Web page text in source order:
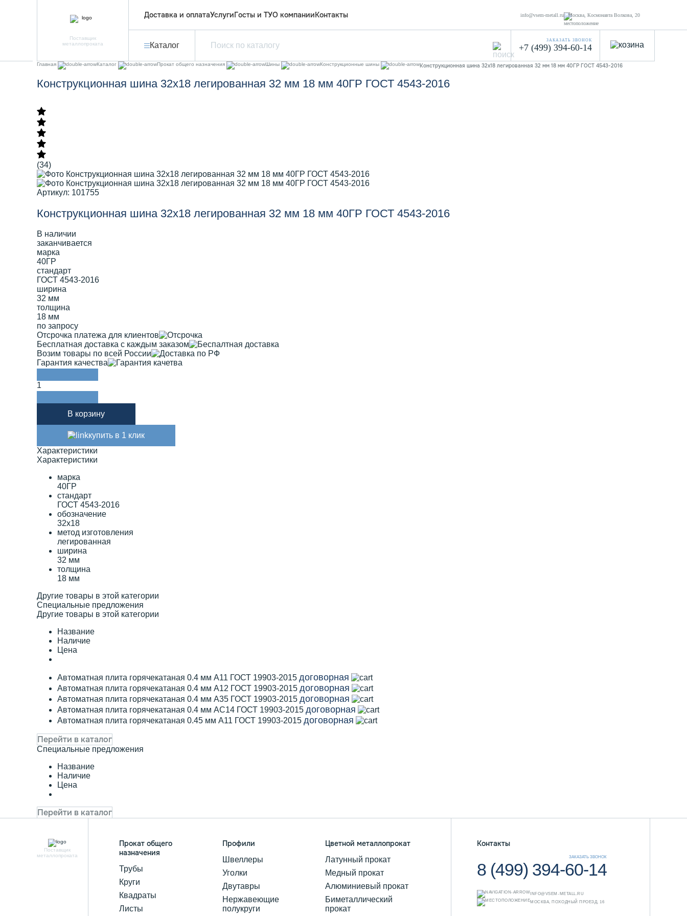
Поставщик
металлопроката
Доставка и оплатаУслугиГосты и ТУО компанииКонтакты info@vsem-metall.ru Москва, Космонавта Волкова, 20
Каталог
ЗАКАЗАТЬ ЗВОНОК
+7 (499) 394-60-14
Главная Каталог Прокат общего назначения Шины Конструкционные шины Конструкционная шина 32х18 легированная 32 мм 18 мм 40ГР ГОСТ 4543-2016
Конструкционная шина 32х18 легированная 32 мм 18 мм 40ГР ГОСТ 4543-2016
(34)
Артикул: 101755
Конструкционная шина 32х18 легированная 32 мм 18 мм 40ГР ГОСТ 4543-2016
В наличии
заканчивается
марка
40ГР
стандарт
ГОСТ 4543-2016
ширина
32 мм
толщина
18 мм
по запросу
Отсрочка платежа для клиентов
Бесплатная доставка с каждым заказом
Возим товары по всей России
Гарантия качества
1
В корзину
купить в 1 клик
Характеристики
Характеристики
марка
40ГР
стандарт
ГОСТ 4543-2016
обозначение
32х18
метод изготовления
легированная
ширина
32 мм
толщина
18 мм
Другие товары в этой категории
Специальные предложения
Другие товары в этой категории
Название
Наличие
Цена
Автоматная плита горячекатаная 0.4 мм А11 ГОСТ 19903-2015 договорная
Автоматная плита горячекатаная 0.4 мм А12 ГОСТ 19903-2015 договорная
Автоматная плита горячекатаная 0.4 мм А35 ГОСТ 19903-2015 договорная
Автоматная плита горячекатаная 0.4 мм АС14 ГОСТ 19903-2015 договорная
Автоматная плита горячекатаная 0.45 мм А11 ГОСТ 19903-2015 договорная
Перейти в каталог
Специальные предложения
Название
Наличие
Цена
Перейти в каталог
Поставщик
металлопроката
Прокат общего
назначения
Трубы
Круги
Квадраты
Листы
Профили
Швеллеры
Уголки
Двутавры
Нержавеющие
полукруги
Цветной металлопрокат
Латунный прокат
Медный прокат
Алюминиевый прокат
Биметаллический
прокат
Контакты
ЗАКАЗАТЬ ЗВОНОК
8 (499) 394-60-14
INFO@VSEM-METALL.RU
МОСКВА, ПОХОДНЫЙ ПРОЕЗД, 16